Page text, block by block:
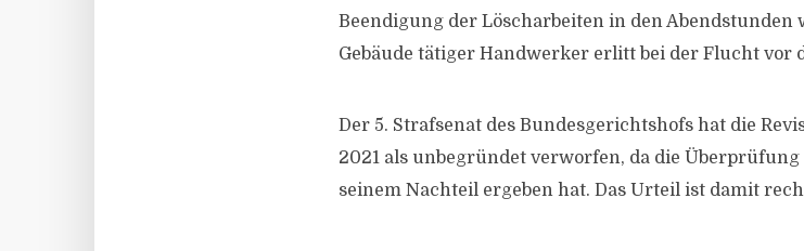
Beendigung der Löscharbeiten in den
Gebäude tätiger Handwerker erlitt bei der Flucht vor
Der 5. Strafsenat des Bundesgerichtshofs hat die
2021 als unbegründet verworfen, da die
seinem Nachteil ergeben hat. Das Urteil ist damit